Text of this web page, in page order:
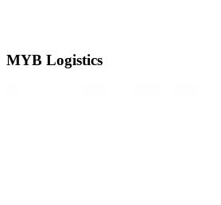
MYB Logistics